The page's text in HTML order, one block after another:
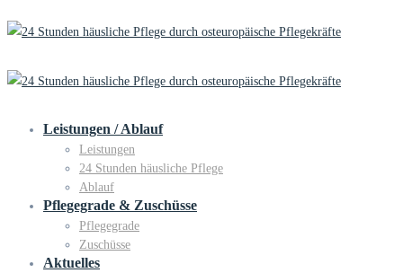
Leistungen / Ablauf
Leistungen
24 Stunden häusliche Pflege
Ablauf
Pflegegrade & Zuschüsse
Pflegegrade
Zuschüsse
Aktuelles